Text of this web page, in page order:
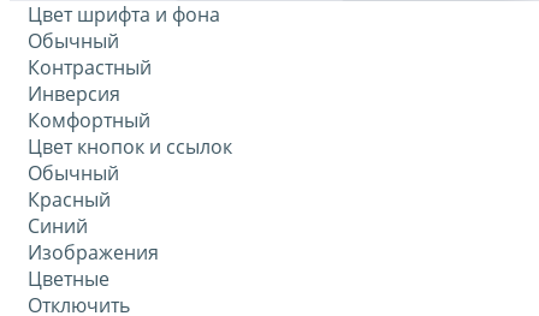
Цвет шрифта и фона
Обычный
Контрастный
Инверсия
Комфортный
Цвет кнопок и ссылок
Обычный
Красный
Синий
Изображения
Цветные
Отключить